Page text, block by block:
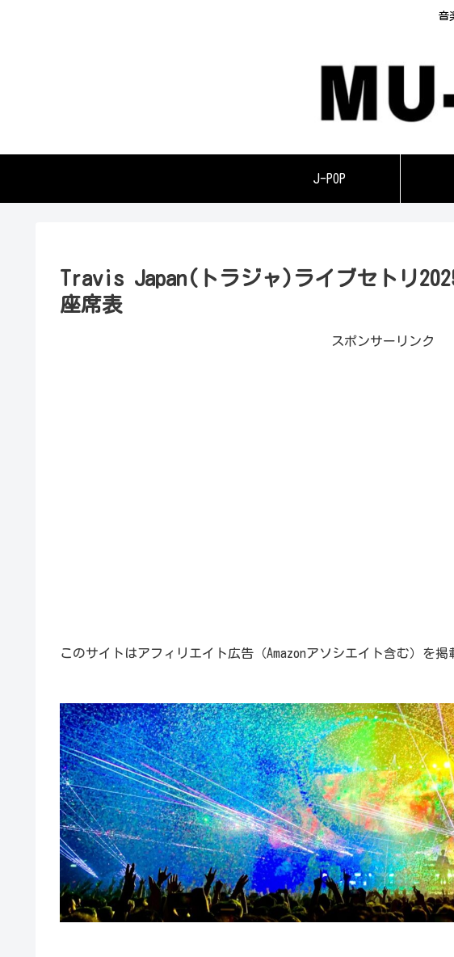
音
J-POP
Travis Japan(トラジャ)ライブセトリ
座席表
スポンサーリンク
このサイトはアフィリエイト広告（Amazonアソシエイト含む）を掲